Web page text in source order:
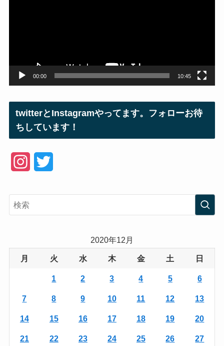
00:00 10:45
twitterとInstagramやってます。フォローお待
ちしています！
e
r
2020年12月
月 火 水 木 金 土 日
1 2 3 4 5 6
7 8 9 10 11 12 13
14 15 16 17 18 19 20
21 22 23 24 25 26 27